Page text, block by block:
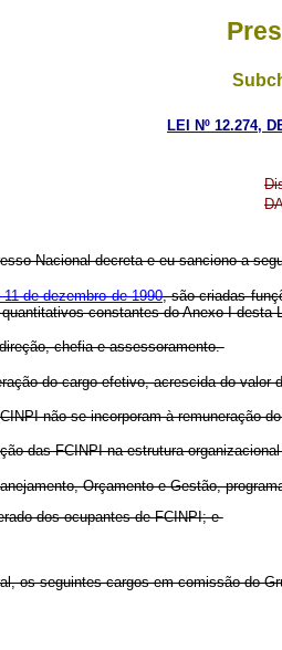
LEI Nº 12.274,
Nacional decreta e eu sanciono a
de dezembro de 1990, são criadas
constantes do Anexo I desta
chefia e assessoramento.
do cargo efetivo, acrescida do valor
não se incorporam à remuneração
das FCINPI na estrutura
Orçamento e Gestão,
dos ocupantes de FCINPI; e
os seguintes cargos em comissão do